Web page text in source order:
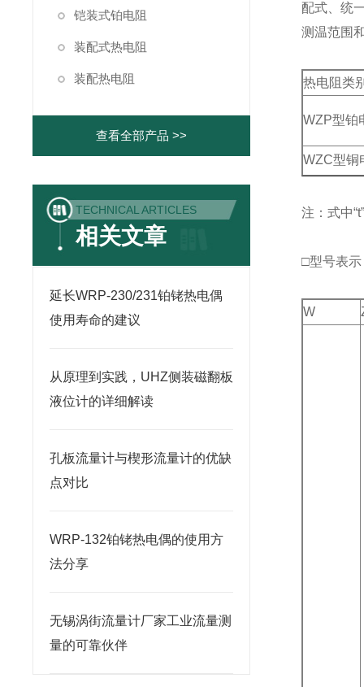
铠装式铂电阻
装配式热电阻
装配热电阻
查看全部产品 >>
TECHNICAL ARTICLES
相关文章
延长WRP-230/231铂铑热电偶
使用寿命的建议
从原理到实践，UHZ侧装磁翻板
液位计的详细解读
孔板流量计与楔形流量计的优缺
点对比
WRP-132铂铑热电偶的使用方
法分享
无锡涡街流量计厂家工业流量测
量的可靠伙伴
配式、统
测温范围
热电阻类
WZP型铂
WZC型铜
注：式中
□型号表示
W